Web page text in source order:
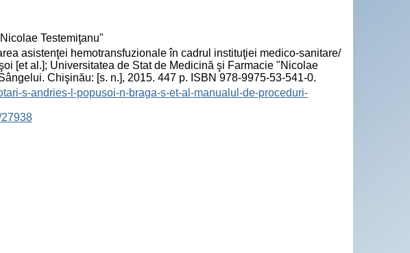
Testemiţanu"
asistenţei hemotransfuzionale în cadrul instituţiei medico-sanitare/
[et al.]; Universitatea de Stat de Medicină şi Farmacie "Nicolae
Chişinău: [s. n.], 2015. 447 p. ISBN 978-9975-53-541-0.
s-andries-l-popusoi-n-braga-s-et-al-manualul-de-proceduri-